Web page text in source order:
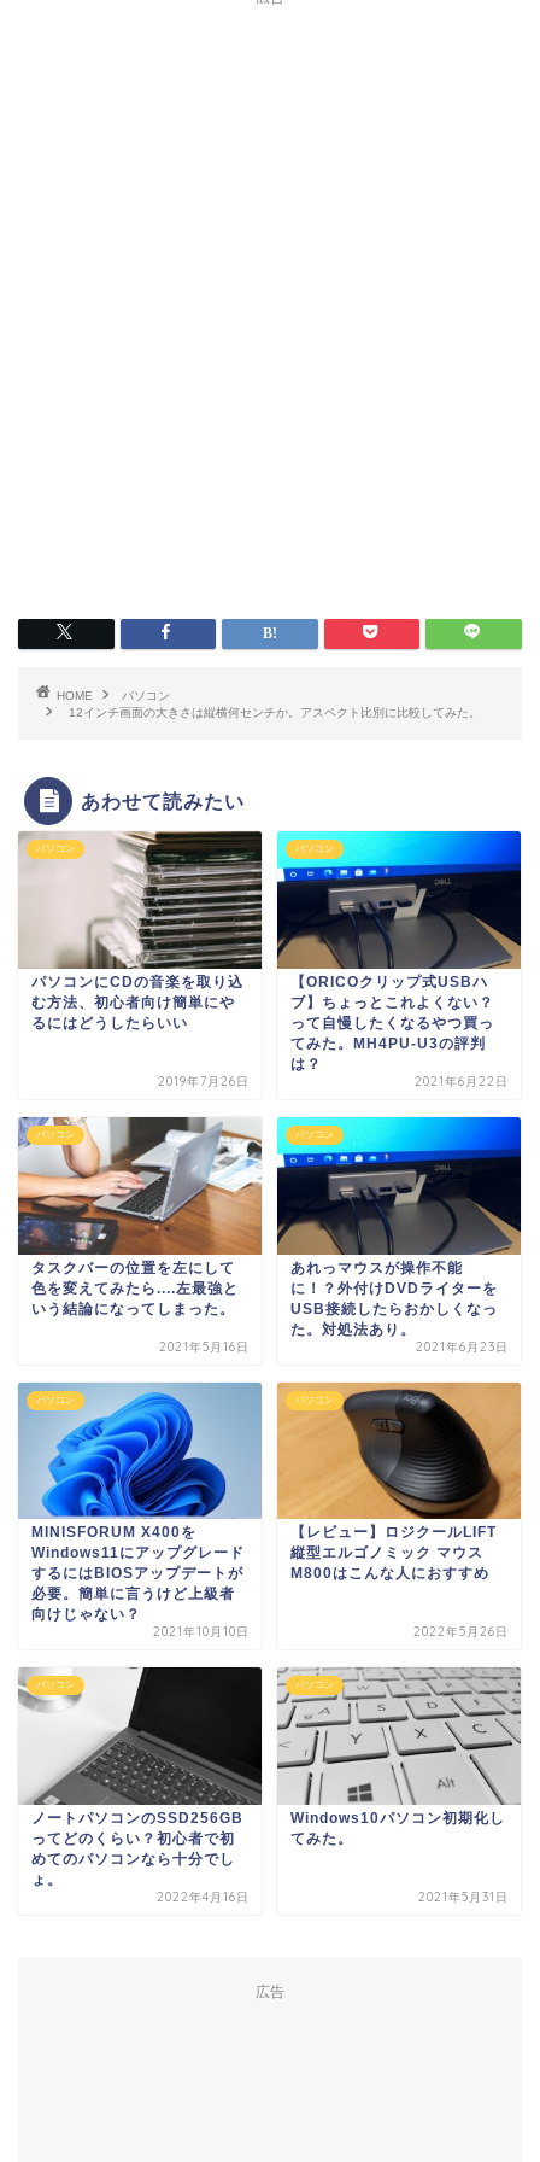
HOME
パソコン
12インチ画面の大きさは縦横何センチか。アスペクト比別に比較してみた。
あわせて読みたい
パソコン
パソコンにCDの音楽を取り込
む方法、初心者向け簡単にや
るにはどうしたらいい
2019年7月26日
パソコン
【ORICOクリップ式USBハ
ブ】ちょっとこれよくない？
って自慢したくなるやつ買っ
てみた。MH4PU-U3の評判
は？
2021年6月22日
パソコン
タスクバーの位置を左にして
色を変えてみたら....左最強と
いう結論になってしまった。
2021年5月16日
パソコン
あれっマウスが操作不能
に！？外付けDVDライターを
USB接続したらおかしくなっ
た。対処法あり。
2021年6月23日
パソコン
MINISFORUM X400を
Windows11にアップグレード
するにはBIOSアップデートが
必要。簡単に言うけど上級者
向けじゃない？
2021年10月10日
パソコン
【レビュー】ロジクールLIFT
縦型エルゴノミック マウス
M800はこんな人におすすめ
2022年5月26日
パソコン
ノートパソコンのSSD256GB
ってどのくらい？初心者で初
めてのパソコンなら十分でし
ょ。
2022年4月16日
パソコン
Windows10パソコン初期化し
てみた。
2021年5月31日
広告